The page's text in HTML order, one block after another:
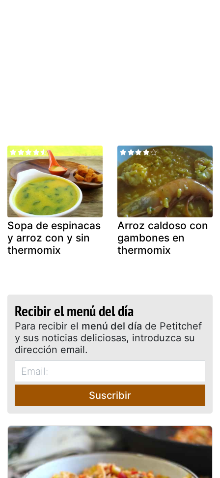
Sopa de espinacas
y arroz con y sin
thermomix
Arroz caldoso con
gambones en
thermomix
Recibir el menú del día
Para recibir el menú del día de Petitchef
y sus noticias deliciosas, introduzca su
dirección email.
Suscribir